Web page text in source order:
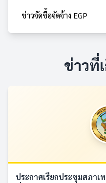
ข่าวจัดซื้อจัดจ้าง EGP
ข่าวที่
ประกาศเรียกประชุมสภา